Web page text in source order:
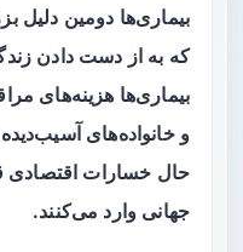
بیماری‌ها دومین دلیل
که به از دست دادن
بیماری‌ها هزینه‌های
و خانواده‌های
حال خسارات اقتصادی
جهانی وارد می‌کنند.